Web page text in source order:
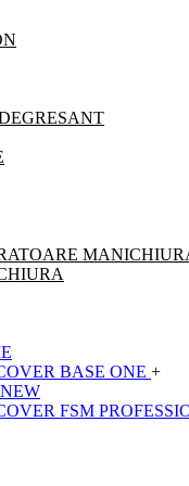
BASE ONE +
FSM